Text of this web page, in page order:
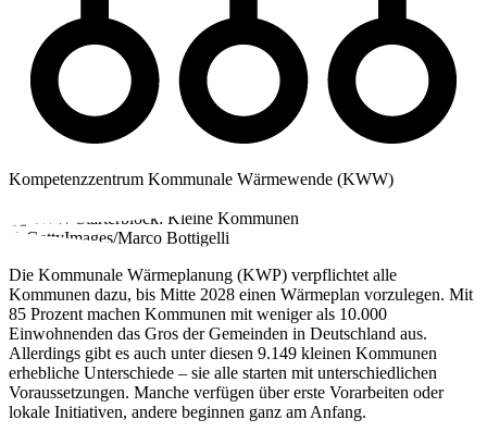
Kompetenzzentrum Kommunale Wärmewende (KWW)
© GettyImages/Marco Bottigelli
Die Kommunale Wärmeplanung (KWP) verpflichtet alle
Kommunen dazu, bis Mitte 2028 einen Wärmeplan vorzulegen. Mit
85 Prozent machen Kommunen mit weniger als 10.000
Einwohnenden das Gros der Gemeinden in Deutschland aus.
Allerdings gibt es auch unter diesen 9.149 kleinen Kommunen
erhebliche Unterschiede – sie alle starten mit unterschiedlichen
Voraussetzungen. Manche verfügen über erste Vorarbeiten oder
lokale Initiativen, andere beginnen ganz am Anfang.